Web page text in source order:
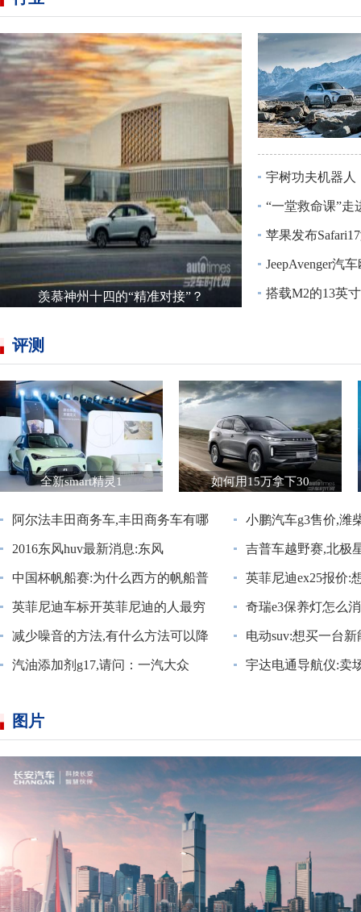
羡慕神州十四的“精准对接”？
宇树功夫机器人
“一堂救命课”走
苹果发布
JeepAvenger汽
搭载M2的13英
评测
全新smart精灵1 如何用15万拿下30
阿尔法丰田商务车,丰田商务车有哪 小鹏汽车g3售价,潍
2016东风huv最新消息:东风 吉普车越野赛,北极
中国杯帆船赛:为什么西方的帆船普 英菲尼迪ex25报价:
英菲尼迪车标开英菲尼迪的人最穷 奇瑞e3保养灯怎么
减少噪音的方法,有什么方法可以降 电动suv:想买一台
汽油添加剂g17,请问：一汽大众 宇达电通导航仪:卖
图片